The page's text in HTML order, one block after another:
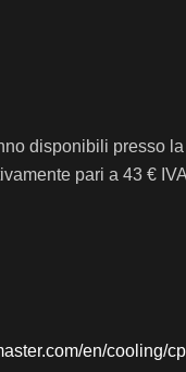
disponibili presso
pari a 43 €
en/cooling/